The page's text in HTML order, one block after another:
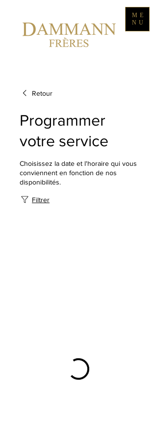
ME
NU
Retour
Programmer
votre service
Choisissez la date et l'horaire qui vous
conviennent en fonction de nos
disponibilités.
Filtrer